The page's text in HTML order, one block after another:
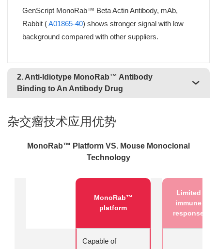
GenScript MonoRab™ Beta Actin Antibody, mAb,
Rabbit (A01865-40) shows stronger signal with low
background compared with other suppliers.
2. Anti-Idiotype MonoRab™ Antibody
Binding to An Antibody Drug
杂交瘤技术应用优势
MonoRab™ Platform VS. Mouse Monoclonal
Technology
MonoRab™
platform
Limited
immune
response
Capable of